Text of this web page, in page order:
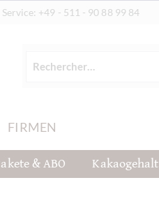
Service: +49 - 511 - 90 88 99 84
FIRMEN
& ABO Kakaogehalt